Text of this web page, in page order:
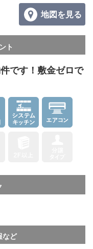
地図を見る
ト
です！敷金ゼロで
など